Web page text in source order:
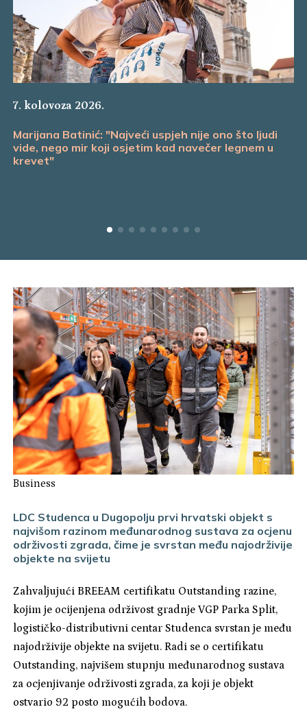
7. kolovoza 2026.
Marijana Batinić: "Najveći uspjeh nije ono što ljudi
vide, nego mir koji osjetim kad navečer legnem u
krevet"
Business
LDC Studenca u Dugopolju prvi hrvatski objekt s
najvišom razinom međunarodnog sustava za ocjenu
održivosti zgrada, čime je svrstan među najodrživije
objekte na svijetu
Zahvaljujući BREEAM certifikatu Outstanding razine,
kojim je ocijenjena održivost gradnje VGP Parka Split,
logističko-distributivni centar Studenca svrstan je među
najodrživije objekte na svijetu. Radi se o certifikatu
Outstanding, najvišem stupnju međunarodnog sustava
za ocjenjivanje održivosti zgrada, za koji je objekt
ostvario 92 posto mogućih bodova.